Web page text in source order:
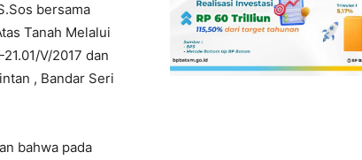
bersama
Tanah Melalui
V/2017 dan
, Bandar Seri
bahwa pada